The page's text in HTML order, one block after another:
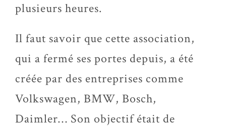
plusieurs heures.
Il faut savoir que cette association,
qui a fermé ses portes depuis, a été
créée par des entreprises comme
Volkswagen, BMW, Bosch,
Daimler… Son objectif était de